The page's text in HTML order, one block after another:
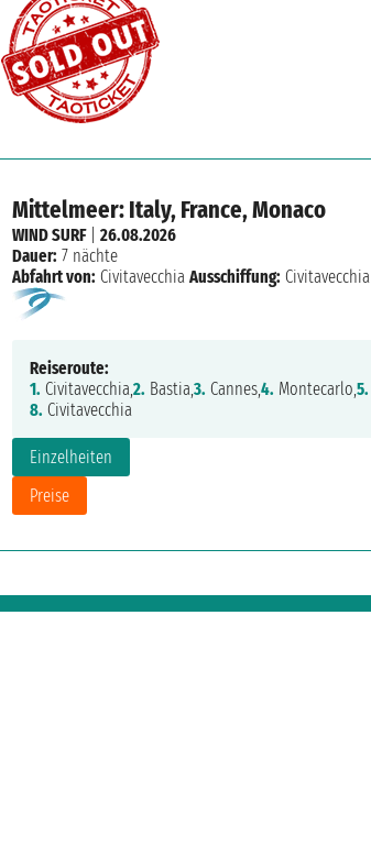
Mittelmeer: Italy, France, Monaco
Einzelheiten
Preise
WIND SURF|26.08.2026
Dauer: 7 nächte
Abfahrt von: Civitavecchia Ausschiffung: Civitavecchia
Reiseroute:
1. Civitavecchia,2. Bastia,3. Cannes,4. Montecarlo,5.
8. Civitavecchia